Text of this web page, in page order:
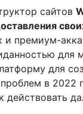
сайтов
и премиум-
для
для
в 2022
действовать